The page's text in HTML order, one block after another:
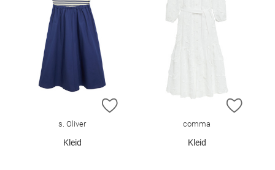
ZUR WUNSCHLISTE HINZUFÜGEN
s. Oliver
Kleid
ZUR
comma
Kleid